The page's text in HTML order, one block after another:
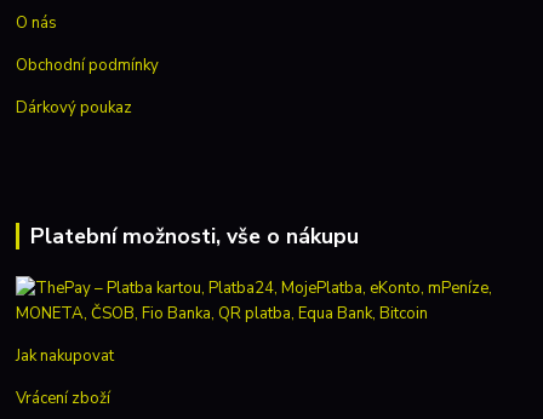
O nás
Obchodní podmínky
Dárkový poukaz
Platební možnosti, vše o nákupu
Jak nakupovat
Vrácení zboží